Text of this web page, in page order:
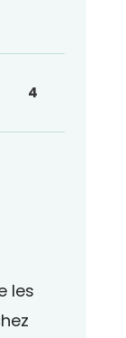
4
les